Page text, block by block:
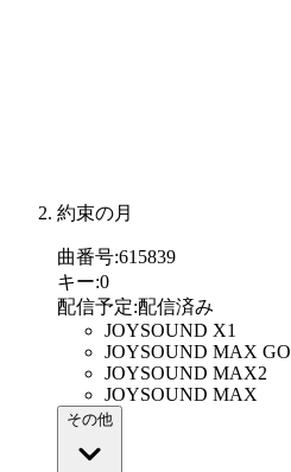
約束の月
曲番号:615839
キー:0
配信予定:配信済み
JOYSOUND X1
JOYSOUND MAX GO
JOYSOUND MAX2
JOYSOUND MAX
その他